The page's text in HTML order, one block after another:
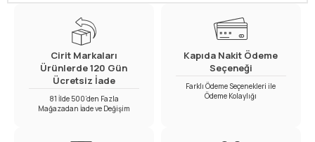
Cirit Markaları
Ürünlerde 120 Gün
Ücretsiz İade
81 İlde 500’den Fazla
Mağazadan İade ve Değişim
Kapıda Nakit Ödeme
Seçeneği
Farklı Ödeme Seçenekleri ile
Ödeme Kolaylığı